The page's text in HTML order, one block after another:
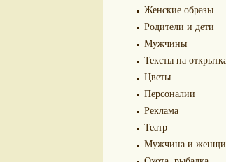
Женские образы
Родители и дети
Мужчины
Тексты на
Цветы
Персоналии
Реклама
Театр
Мужчина и